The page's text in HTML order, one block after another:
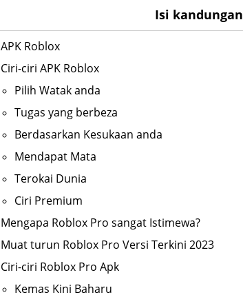
Isi kandungan
APK Roblox
Ciri-ciri APK Roblox
Pilih Watak anda
Tugas yang berbeza
Berdasarkan Kesukaan anda
Mendapat Mata
Terokai Dunia
Ciri Premium
Mengapa Roblox Pro sangat Istimewa?
Muat turun Roblox Pro Versi Terkini 2023
Ciri-ciri Roblox Pro Apk
Kemas Kini Baharu